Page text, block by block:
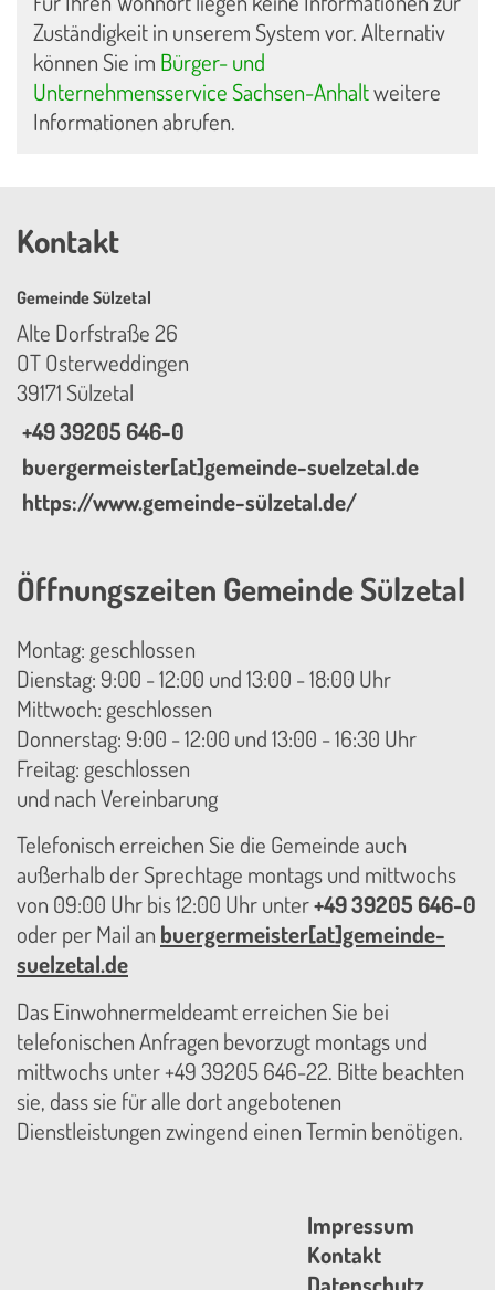
Zuständigkeit in unserem System vor. Alternativ
können Sie im Bürger- und
Unternehmensservice Sachsen-Anhaltweitere
Informationen abrufen.
Kontakt
Gemeinde Sülzetal
Alte Dorfstraße 26
OT Osterweddingen
39171 Sülzetal
+49 39205 646-0
buergermeister[at]gemeinde-suelzetal.de
https://www.gemeinde-sülzetal.de/
Öffnungszeiten Gemeinde Sülzetal
Montag: geschlossen
Dienstag: 9:00 - 12:00 und 13:00 - 18:00 Uhr
Mittwoch: geschlossen
Donnerstag: 9:00 - 12:00 und 13:00 - 16:30 Uhr
Freitag: geschlossen
und nach Vereinbarung
Telefonisch erreichen Sie die Gemeinde auch
außerhalb der Sprechtage montags und mittwochs
von 09:00 Uhr bis 12:00 Uhr unter+49 39205 646-0
oder per Mail an buergermeister[at]gemeinde-
suelzetal.de
Das Einwohnermeldeamt erreichen Sie bei
telefonischen Anfragen bevorzugt montags und
mittwochs unter +49 39205 646-22. Bitte beachten
sie, dass sie für alle dort angebotenen
Dienstleistungen zwingend einen Termin benötigen.
Impressum
Kontakt